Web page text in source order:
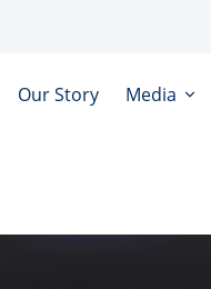
Our Story Media